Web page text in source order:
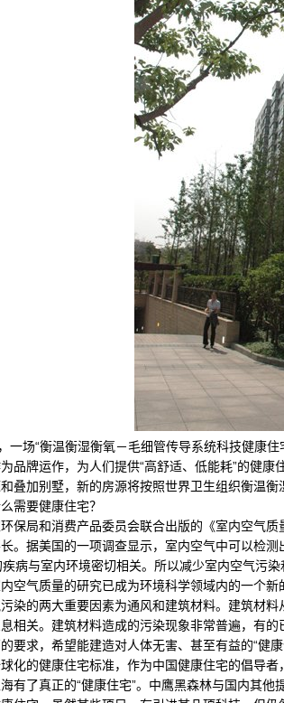
场“衡温衡湿衡氧－毛细管传导系统科技健康住
品牌运作，为人们提供“高舒适、低能耗”的健
叠加别墅，新的房源将按照世界卫生组织衡温
要健康住宅？
局和消费产品委员会联合出版的《室内空气质
。据美国的一项调查显示，室内空气中可以检
病与室内环境密切相关。所以减少室内空气污
空气质量的研究已成为环境科学领域内的一个新
的两大重要因素为通风和建筑材料。建筑材料
相关。建筑材料造成的污染现象非常普遍，有
要求，希望能建造对人体无害、甚至有益的“健康
的健康住宅标准，作为中国健康住宅的倡导者
有了真正的“健康住宅”。中鹰黑森林与国内其